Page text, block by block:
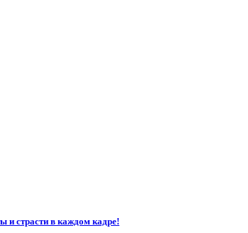
и страсти в каждом кадре!